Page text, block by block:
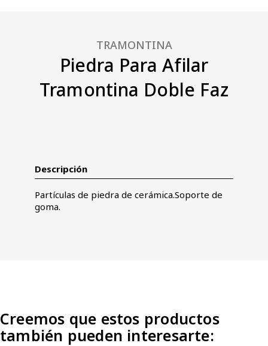
TRAMONTINA
Piedra Para Afilar
Tramontina Doble Faz
Descripción
Partículas de piedra de cerámica.Soporte de
goma.
Creemos que estos productos
también pueden interesarte: